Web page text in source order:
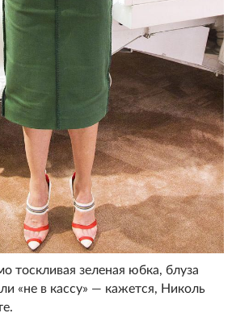
тоскливая зеленая юбка, блуза
«не в кассу» — кажется, Николь